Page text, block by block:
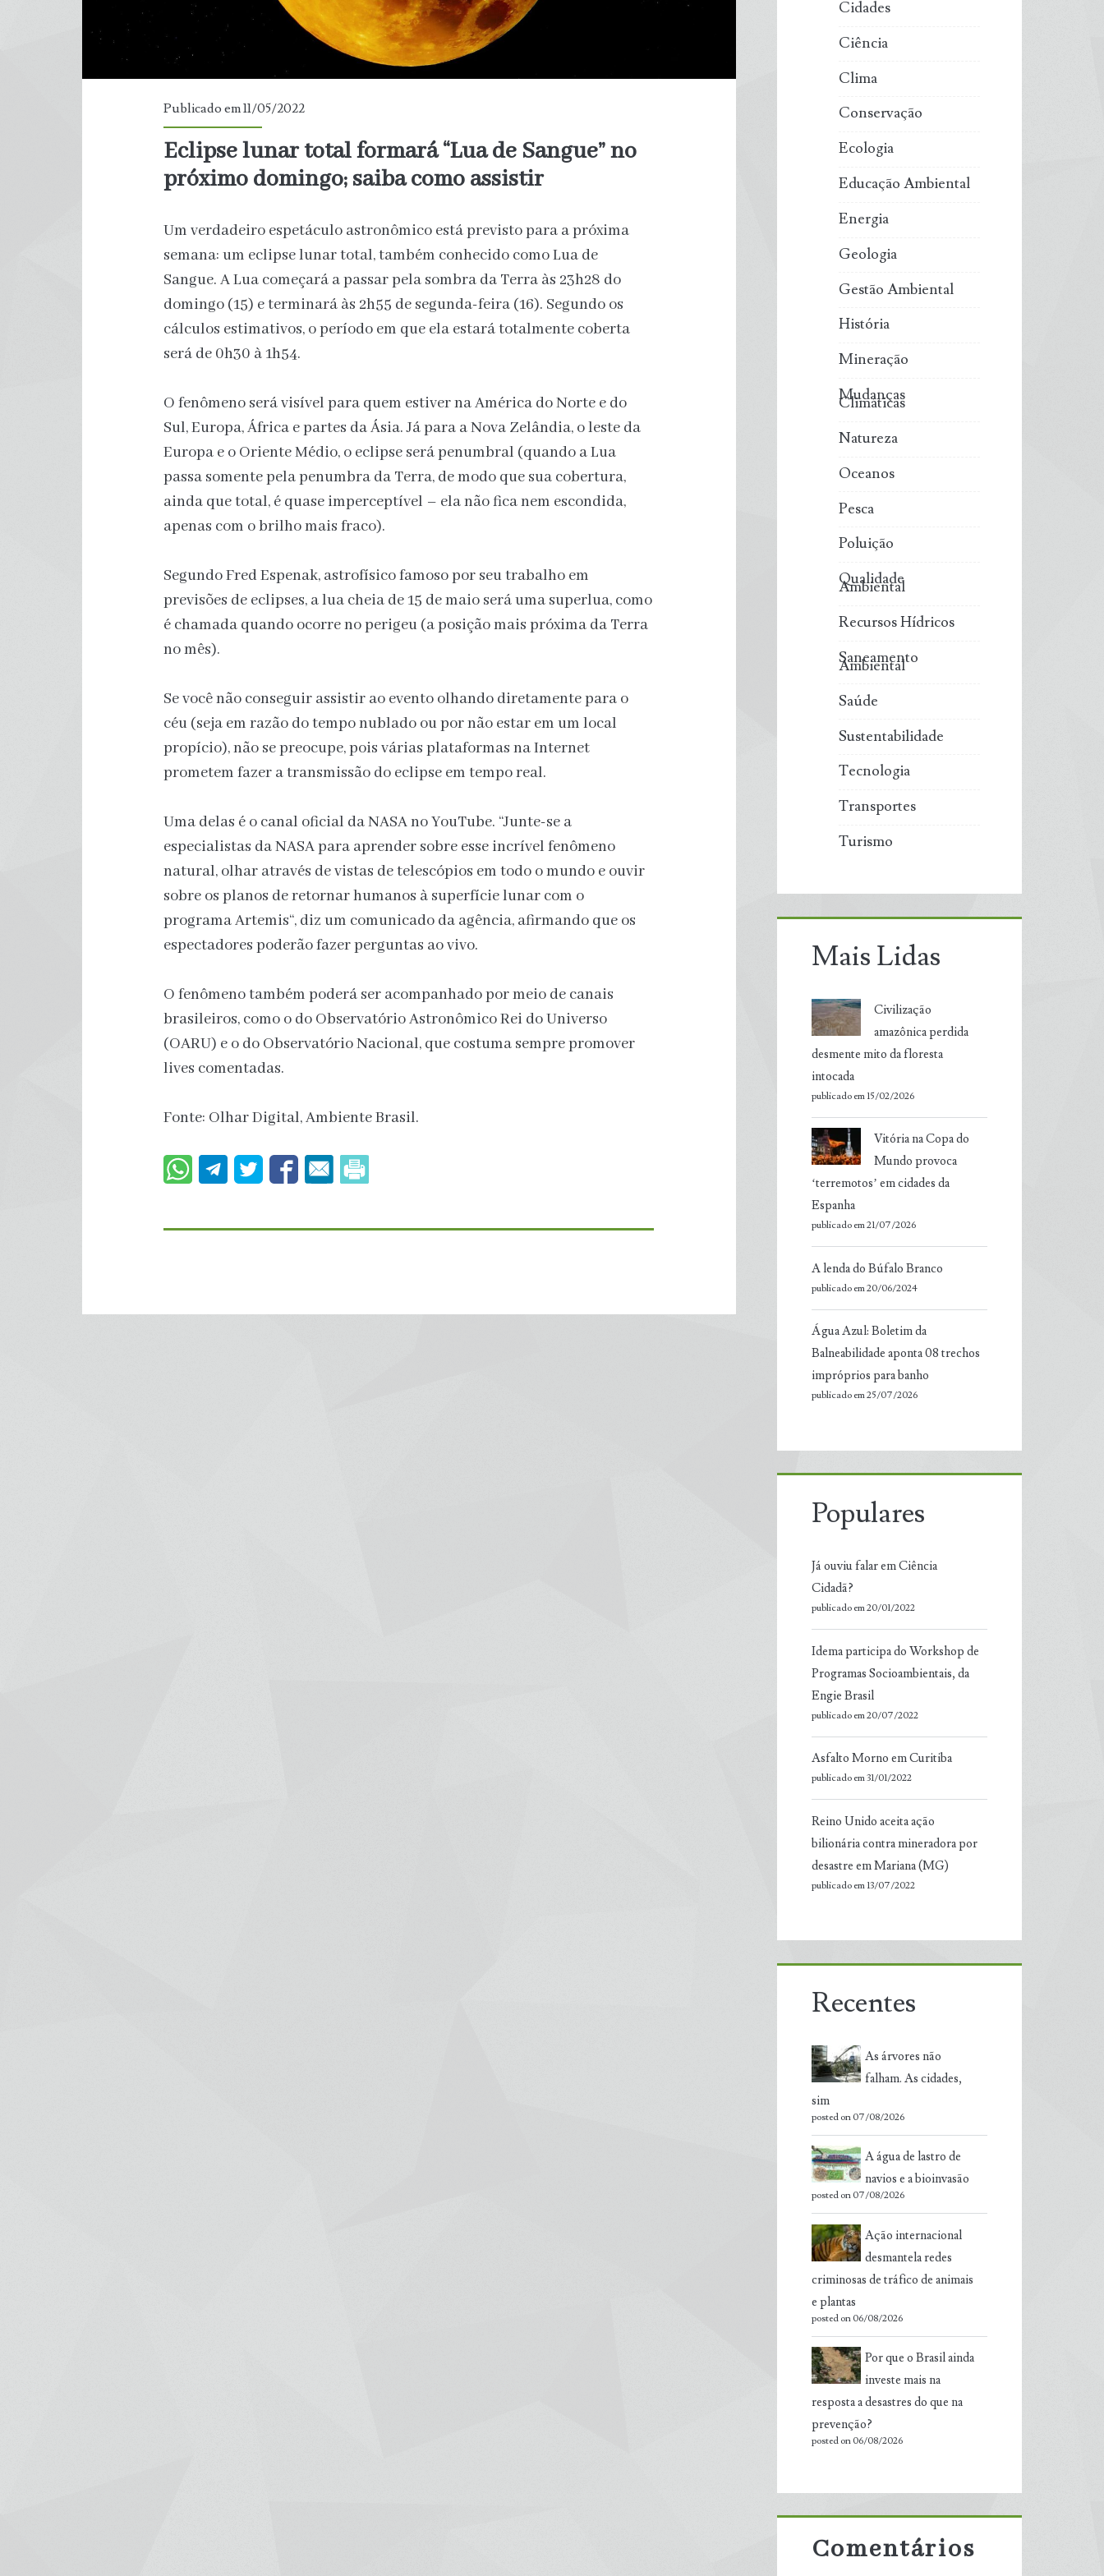
Publicado em 11/05/2022
Eclipse lunar total formará “Lua de Sangue” no
próximo domingo; saiba como assistir
Um verdadeiro espetáculo astronômico está previsto para a próxima
semana: um eclipse lunar total, também conhecido como Lua de
Sangue. A Lua começará a passar pela sombra da Terra às 23h28 do
domingo (15) e terminará às 2h55 de segunda-feira (16). Segundo os
cálculos estimativos, o período em que ela estará totalmente coberta
será de 0h30 à 1h54.
O fenômeno será visível para quem estiver na América do Norte e do
Sul, Europa, África e partes da Ásia. Já para a Nova Zelândia, o leste da
Europa e o Oriente Médio, o eclipse será penumbral (quando a Lua
passa somente pela penumbra da Terra, de modo que sua cobertura,
ainda que total, é quase imperceptível – ela não fica nem escondida,
apenas com o brilho mais fraco).
Segundo Fred Espenak, astrofísico famoso por seu trabalho em
previsões de eclipses, a lua cheia de 15 de maio será uma superlua, como
é chamada quando ocorre no perigeu (a posição mais próxima da Terra
no mês).
Se você não conseguir assistir ao evento olhando diretamente para o
céu (seja em razão do tempo nublado ou por não estar em um local
propício), não se preocupe, pois várias plataformas na Internet
prometem fazer a transmissão do eclipse em tempo real.
Uma delas é o canal oficial da NASA no YouTube. “Junte-se a
especialistas da NASA para aprender sobre esse incrível fenômeno
natural, olhar através de vistas de telescópios em todo o mundo e ouvir
sobre os planos de retornar humanos à superfície lunar com o
programa Artemis“, diz um comunicado da agência, afirmando que os
espectadores poderão fazer perguntas ao vivo.
O fenômeno também poderá ser acompanhado por meio de canais
brasileiros, como o do Observatório Astronômico Rei do Universo
(OARU) e o do Observatório Nacional, que costuma sempre promover
lives comentadas.
Fonte: Olhar Digital, Ambiente Brasil.
Cidades
Ciência
Clima
Conservação
Ecologia
Educação Ambiental
Energia
Geologia
Gestão Ambiental
História
Mineração
Mudanças
Climáticas
Natureza
Oceanos
Pesca
Poluição
Qualidade
Ambiental
Recursos Hídricos
Saneamento
Ambiental
Saúde
Sustentabilidade
Tecnologia
Transportes
Turismo
Mais Lidas
Civilização
amazônica perdida
desmente mito da floresta
intocada
publicado em 15/02/2026
Vitória na Copa do
Mundo provoca
‘terremotos’ em cidades da
Espanha
publicado em 21/07/2026
A lenda do Búfalo Branco
publicado em 20/06/2024
Água Azul: Boletim da
Balneabilidade aponta 08 trechos
impróprios para banho
publicado em 25/07/2026
Populares
Já ouviu falar em Ciência
Cidadã?
publicado em 20/01/2022
Idema participa do Workshop de
Programas Socioambientais, da
Engie Brasil
publicado em 20/07/2022
Asfalto Morno em Curitiba
publicado em 31/01/2022
Reino Unido aceita ação
bilionária contra mineradora por
desastre em Mariana (MG)
publicado em 13/07/2022
Recentes
As árvores não
falham. As cidades,
sim
posted on 07/08/2026
A água de lastro de
navios e a bioinvasão
posted on 07/08/2026
Ação internacional
desmantela redes
criminosas de tráfico de animais
e plantas
posted on 06/08/2026
Por que o Brasil ainda
investe mais na
resposta a desastres do que na
prevenção?
posted on 06/08/2026
Comentários